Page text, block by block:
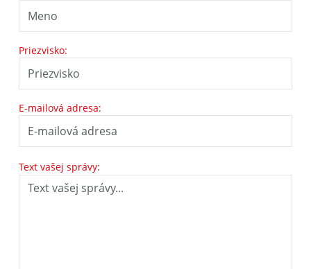
Priezvisko:
E-mailová adresa:
Text vašej správy: